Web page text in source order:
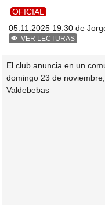
OFICIAL
05.11.2025 19:30 de
VER LECTURAS
El club anuncia en un
domingo 23 de
Valdebebas